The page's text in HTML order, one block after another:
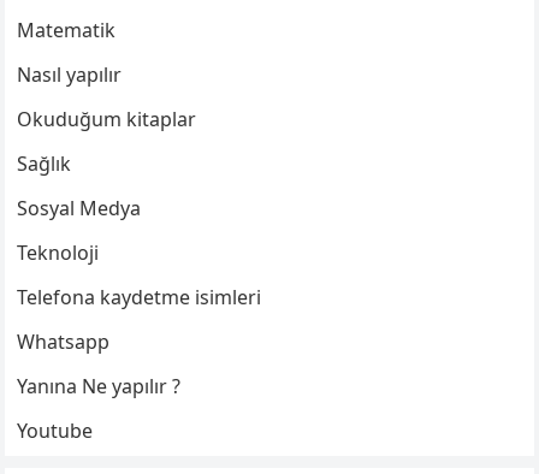
Matematik
Nasıl yapılır
Okuduğum kitaplar
Sağlık
Sosyal Medya
Teknoloji
Telefona kaydetme isimleri
Whatsapp
Yanına Ne yapılır ?
Youtube